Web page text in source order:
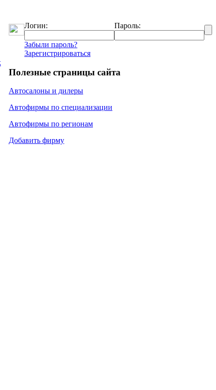
Логин: Пароль:
Забыли пароль?
Зарегистрироваться
Полезные страницы сайта
Автосалоны и дилеры
Автофирмы по специализации
Автофирмы по регионам
Добавить фирму